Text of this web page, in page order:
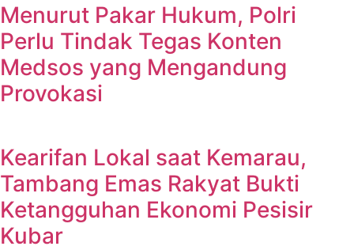
Menurut Pakar Hukum, Polri
Perlu Tindak Tegas Konten
Medsos yang Mengandung
Provokasi
Kearifan Lokal saat Kemarau,
Tambang Emas Rakyat Bukti
Ketangguhan Ekonomi Pesisir
Kubar